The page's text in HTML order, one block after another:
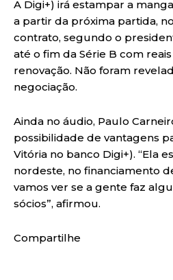
A Digi+) irá estampar a
a partir da próxima partida,
contrato, segundo o
até o fim da Série B com
renovação. Não foram
negociação.
Ainda no áudio, Paulo
possibilidade de vantagens
Vitória no banco Digi+). “Ela
nordeste, no financiamento
vamos ver se a gente faz
sócios”, afirmou.
Compartilhe